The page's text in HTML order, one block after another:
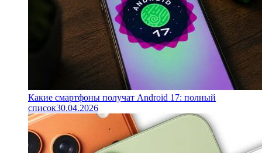
Какие смартфоны получат Android 17: полный
список30.04.2026